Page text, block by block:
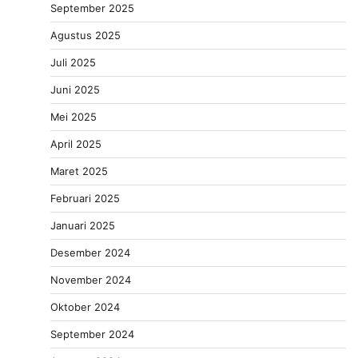
September 2025
Agustus 2025
Juli 2025
Juni 2025
Mei 2025
April 2025
Maret 2025
Februari 2025
Januari 2025
Desember 2024
November 2024
Oktober 2024
September 2024